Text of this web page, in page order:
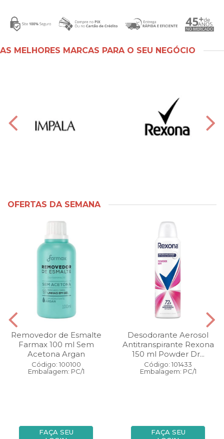
AS MELHORES MARCAS PARA O SEU NEGÓCIO
OFERTAS DA SEMANA
Removedor de Esmalte
Farmax 100 ml Sem
Acetona Argan
Código: 100100
Embalagem: PC/1
FAÇA SEU
Desodorante Aerosol
Antitranspirante Rexona
150 ml Powder Dr...
Código: 101433
Embalagem: PC/1
FAÇA SEU